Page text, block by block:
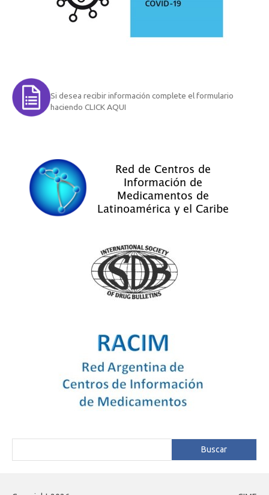
Si desea recibir información complete el formulario
haciendo CLICK AQUI
Buscar